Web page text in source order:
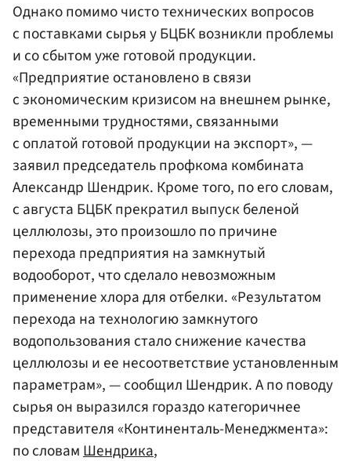
Однако помимо чисто технических вопросов
с поставками сырья у БЦБК возникли проблемы
и со сбытом уже готовой продукции.
«Предприятие остановлено в связи
с экономическим кризисом на внешнем рынке,
временными трудностями, связанными
с оплатой готовой продукции на экспорт», —
заявил председатель профкома комбината
Александр Шендрик. Кроме того, по его словам,
с августа БЦБК прекратил выпуск беленой
целлюлозы, это произошло по причине
перехода предприятия на замкнутый
водооборот, что сделало невозможным
применение хлора для отбелки. «Результатом
перехода на технологию замкнутого
водопользования стало снижение качества
целлюлозы и ее несоответствие установленным
параметрам», — сообщил Шендрик. А по поводу
сырья он выразился гораздо категоричнее
представителя «Континенталь-Менеджмента»:
по словамШендрика,